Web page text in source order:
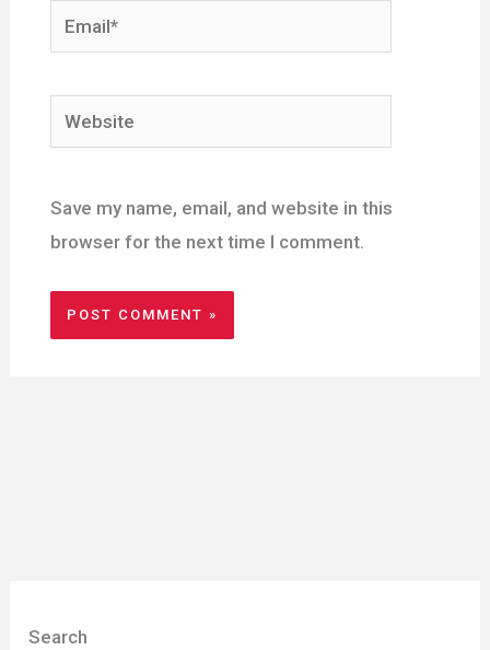
Email*
Website
Save my name, email, and website in this
browser for the next time I comment.
Search